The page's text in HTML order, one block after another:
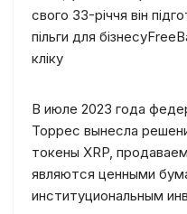
свого 33-річчя він
пільги для бізнесу
кліку
В июле 2023 года
Торрес вынесла
токены XRP,
являются ценными
институциональным